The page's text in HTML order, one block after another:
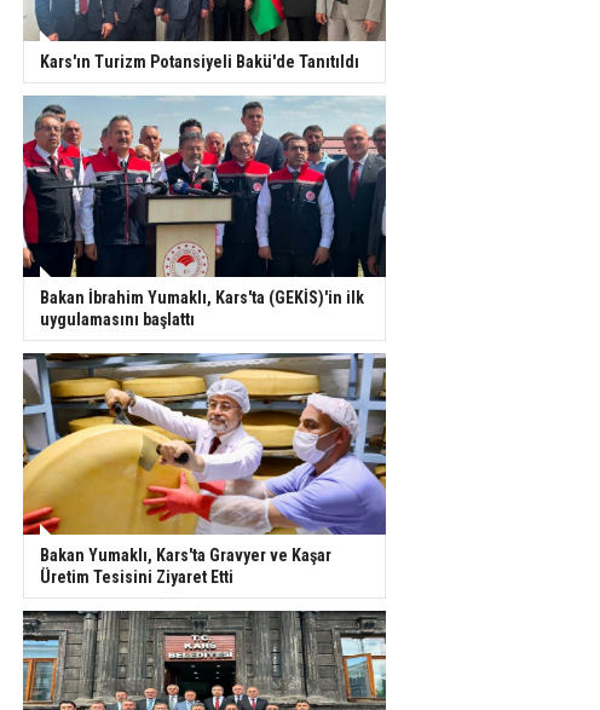
Kars'ın Turizm Potansiyeli Bakü'de Tanıtıldı
Bakan İbrahim Yumaklı, Kars'ta (GEKİS)'in ilk
uygulamasını başlattı
Bakan Yumaklı, Kars'ta Gravyer ve Kaşar
Üretim Tesisini Ziyaret Etti